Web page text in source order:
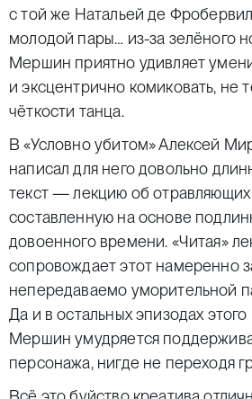
с той же Натальей де
молодой пары… из-за зелёного
Мершин приятно удивляет
и эксцентрично комиковать, не
чёткости танца.
В «Условно убитом» Алексей
написал для него довольно
текст — лекцию об отравляющих
составленную на основе
довоенного времени. «Читая»
сопровождает этот намеренно
непередаваемо уморительной
Да и в остальных эпизодах
Мершин умудряется
персонажа, нигде не переходя